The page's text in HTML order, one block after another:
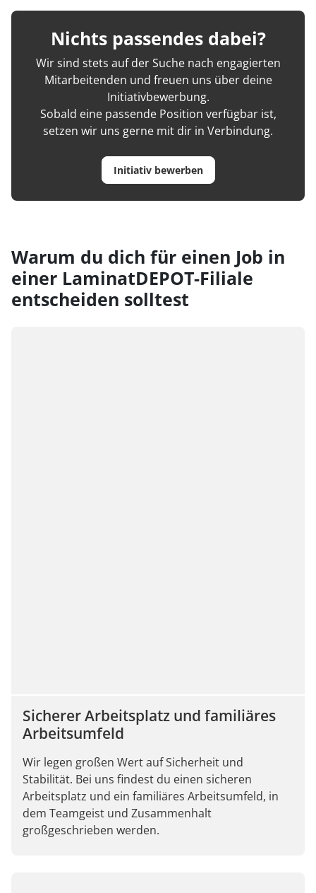
Nichts passendes dabei?
Wir sind stets auf der Suche nach engagierten
Mitarbeitenden und freuen uns über deine
Initiativbewerbung.
Sobald eine passende Position verfügbar ist,
setzen wir uns gerne mit dir in Verbindung.
Initiativ bewerben
Warum du dich für einen Job in
einer LaminatDEPOT-Filiale
entscheiden solltest
Sicherer Arbeitsplatz und familiäres
Arbeitsumfeld
Wir legen großen Wert auf Sicherheit und
Stabilität. Bei uns findest du einen sicheren
Arbeitsplatz und ein familiäres Arbeitsumfeld, in
dem Teamgeist und Zusammenhalt
großgeschrieben werden.